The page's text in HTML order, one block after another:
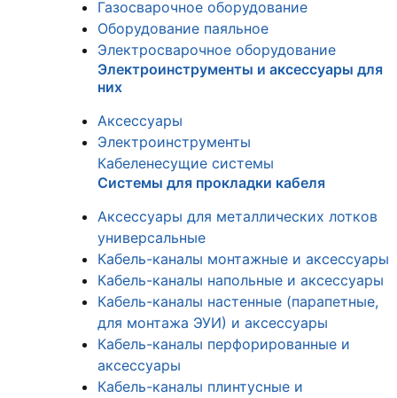
Газосварочное оборудование
Оборудование паяльное
Электросварочное оборудование
Электроинструменты и аксессуары для
них
Аксессуары
Электроинструменты
Кабеленесущие системы
Системы для прокладки кабеля
Аксессуары для металлических лотков
универсальные
Кабель-каналы монтажные и аксессуары
Кабель-каналы напольные и аксессуары
Кабель-каналы настенные (парапетные,
для монтажа ЭУИ) и аксессуары
Кабель-каналы перфорированные и
аксессуары
Кабель-каналы плинтусные и